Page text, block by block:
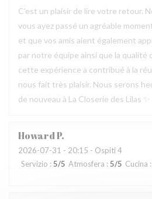
C’est un plaisir de lire votre retour.
vous ayez passé un agréable
et que vos amis aient également
par notre équipe ainsi que la qualité
cette expérience a contribué à la
nous fait très plaisir. Nous serons
de nouveau à La Closerie des Lilas ✨
HowardP
2026-07-31 - 20:15 - Ospiti 4
Servizio : 5/5 Atmosfera : 5/5 Cucina :